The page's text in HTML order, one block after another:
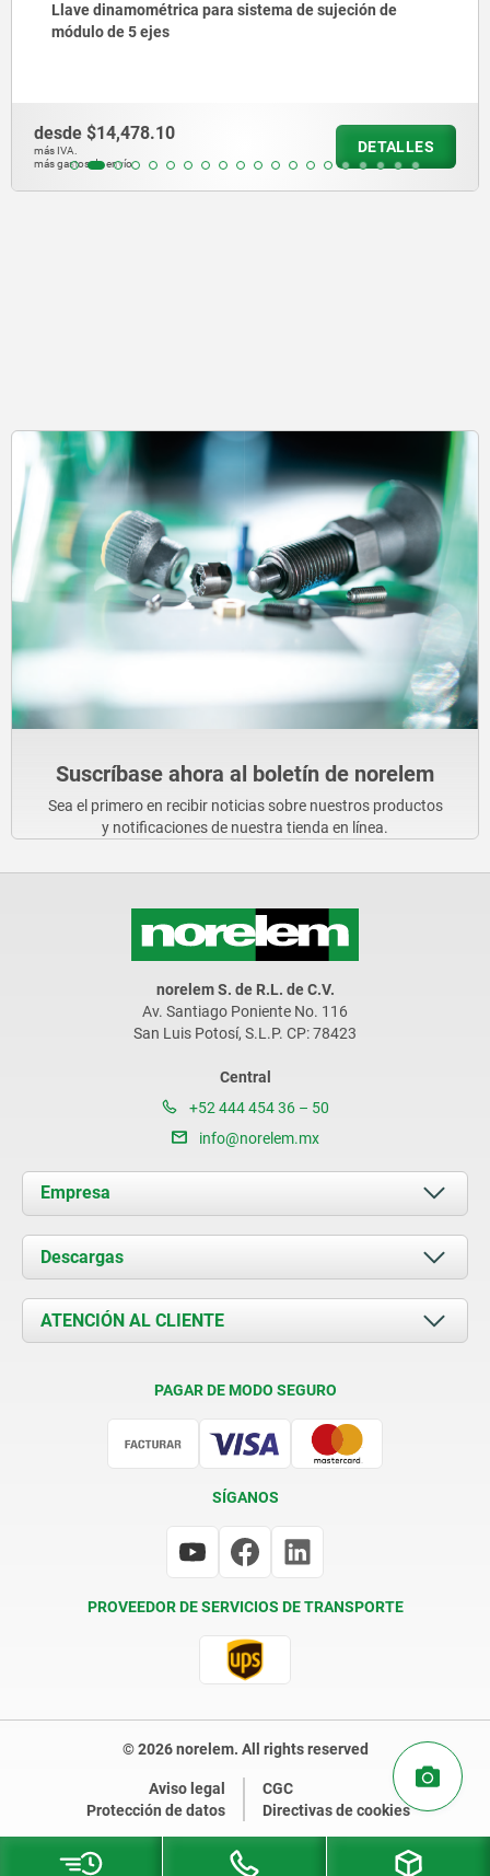
Llave dinamométrica para sistema de sujeción de
módulo de 5 ejes
desde $14,478.10
más IVA.
más gastos de envío
DETALLES
Suscríbase ahora al boletín de norelem
Sea el primero en recibir noticias sobre nuestros productos
y notificaciones de nuestra tienda en línea.
norelem S. de R.L. de C.V.
Av. Santiago Poniente No. 116
San Luis Potosí, S.L.P. CP: 78423
Central
+52 444 454 36 – 50
info@norelem.mx
Empresa
Acerca de nosotros
Novedades
Contacto
Descargas
Documents
ATENCIÓN AL CLIENTE
PAGAR DE MODO SEGURO
SÍGANOS
PROVEEDOR DE SERVICIOS DE TRANSPORTE
© 2026 norelem. All rights reserved
Aviso legal
CGC
Protección de datos
Directivas de cookies